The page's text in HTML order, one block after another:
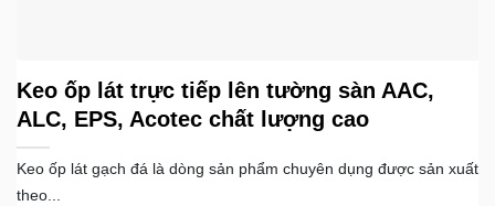
Keo ốp lát trực tiếp lên tường sàn AAC,
ALC, EPS, Acotec chất lượng cao
Keo ốp lát gạch đá là dòng sản phẩm chuyên dụng được sản xuất
theo...